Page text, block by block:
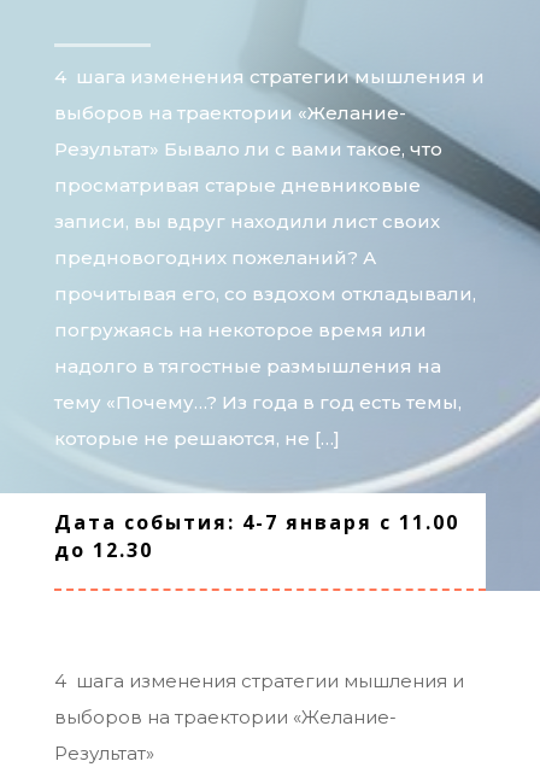
4 шага изменения стратегии мышления и
выборов на траектории «Желание-
Результат» Бывало ли с вами такое, что
просматривая старые дневниковые
записи, вы вдруг находили лист своих
предновогодних пожеланий? А
прочитывая его, со вздохом откладывали,
погружаясь на некоторое время или
надолго в тягостные размышления на
тему «Почему…? Из года в год есть темы,
которые не решаются, не […]
Дата события: 4-7 января с 11.00
до 12.30
4 шага изменения стратегии мышления и
выборов на траектории «Желание-
Результат»